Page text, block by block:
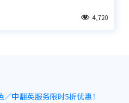
4,720
／中翻英服务限时5折优惠！